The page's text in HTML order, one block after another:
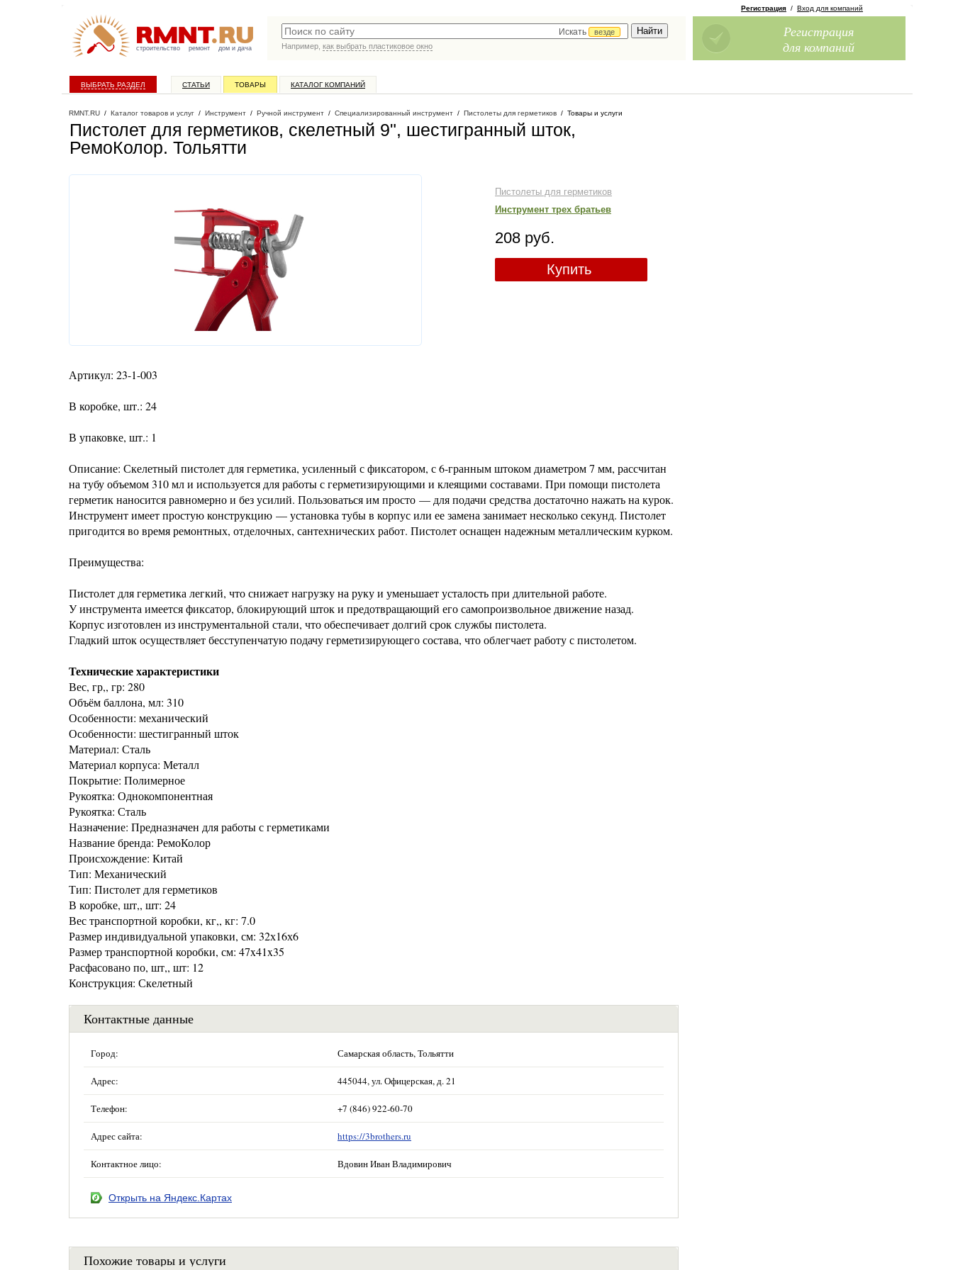
строительство ремонт дом и дача
Искать
везде
Например, как выбрать пластиковое окно
Регистрация / Вход для компаний
Регистрация
для компаний
ВЫБРАТЬ РАЗДЕЛ СТАТЬИ ТОВАРЫ КАТАЛОГ КОМПАНИЙ
RMNT.RU / Каталог товаров и услуг / Инструмент / Ручной инструмент / Специализированный инструмент / Пистолеты для герметиков / Товары и услуги
Пистолет для герметиков, скелетный 9", шестигранный шток,
РемоКолор. Тольятти
Пистолеты для герметиков
Инструмент трех братьев
208 руб.
Купить
Артикул: 23-1-003
В коробке, шт.: 24
В упаковке, шт.: 1
Описание: Скелетный пистолет для герметика, усиленный с фиксатором, с 6-гранным штоком диаметром 7 мм, рассчитан
на тубу объемом 310 мл и используется для работы с герметизирующими и клеящими составами. При помощи пистолета
герметик наносится равномерно и без усилий. Пользоваться им просто — для подачи средства достаточно нажать на курок.
Инструмент имеет простую конструкцию — установка тубы в корпус или ее замена занимает несколько секунд. Пистолет
пригодится во время ремонтных, отделочных, сантехнических работ. Пистолет оснащен надежным металлическим курком.
Преимущества:
Пистолет для герметика легкий, что снижает нагрузку на руку и уменьшает усталость при длительной работе.
У инструмента имеется фиксатор, блокирующий шток и предотвращающий его самопроизвольное движение назад.
Корпус изготовлен из инструментальной стали, что обеспечивает долгий срок службы пистолета.
Гладкий шток осуществляет бесступенчатую подачу герметизирующего состава, что облегчает работу с пистолетом.
Технические характеристики
Вес, гр,, гр: 280
Объём баллона, мл: 310
Особенности: механический
Особенности: шестигранный шток
Материал: Сталь
Материал корпуса: Металл
Покрытие: Полимерное
Рукоятка: Однокомпонентная
Рукоятка: Сталь
Назначение: Предназначен для работы с герметиками
Название бренда: РемоКолор
Происхождение: Китай
Тип: Механический
Тип: Пистолет для герметиков
В коробке, шт,, шт: 24
Вес транспортной коробки, кг,, кг: 7.0
Размер индивидуальной упаковки, см: 32х16х6
Размер транспортной коробки, см: 47x41x35
Расфасовано по, шт,, шт: 12
Конструкция: Скелетный
Контактные данные
Город: Самарская область, Тольятти
Адрес: 445044, ул. Офицерская, д. 21
Телефон: +7 (846) 922-60-70
Адрес сайта: https://3brothers.ru
Контактное лицо: Вдовин Иван Владимирович
Открыть на Яндекс.Картах
Похожие товары и услуги